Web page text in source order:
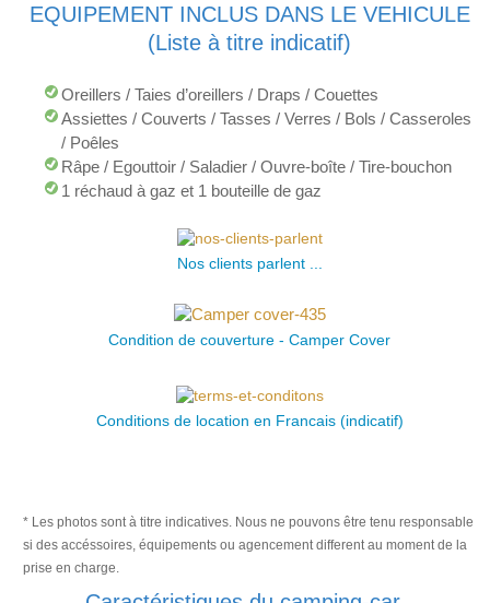
EQUIPEMENT INCLUS DANS LE VEHICULE
(Liste à titre indicatif)
Oreillers / Taies d’oreillers / Draps / Couettes
Assiettes / Couverts / Tasses / Verres / Bols / Casseroles
/ Poêles
Râpe / Egouttoir / Saladier / Ouvre-boîte / Tire-bouchon
1 réchaud à gaz et 1 bouteille de gaz
Nos clients parlent ...
Condition de couverture - Camper Cover
Conditions de location en Francais (indicatif)
* Les photos sont à titre indicatives. Nous ne pouvons être tenu responsable
si des accéssoires, équipements ou agencement different au moment de la
prise en charge.